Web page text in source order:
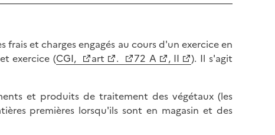
frais et charges engagés au cours d'un exercice en
exercice (CGI, art . 72 A , II
). Il s'agit
et produits de traitement des végétaux (les
premières lorsqu'ils sont en magasin et des